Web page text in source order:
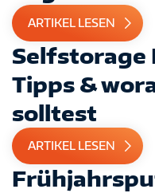
ARTIKEL LESEN
Selfstorage
Tipps &
solltest
ARTIKEL LESEN